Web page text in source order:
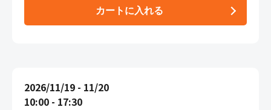
2026/11/19 - 11/20
10:00 - 17:30